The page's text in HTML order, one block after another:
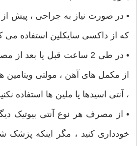
• در صورت نیاز به جراحی ، پیش از
که از داکسی سایکلین استفاده می
• در طی 2 ساعت قبل یا بعد
از مکمل های آهن ، مولتی ویتامین
، آنتی اسیدها یا ملین ها استفاده
• از مصرف هر نوع آنتی بیوتیک
خودداری کنید ، مگر اینکه پزشک